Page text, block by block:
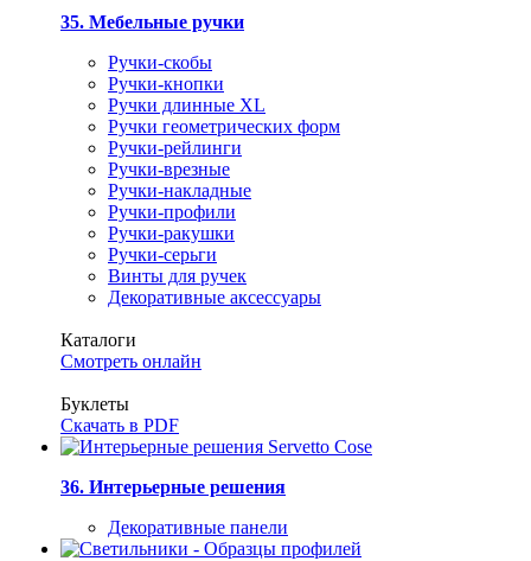
35. Мебельные ручки
Ручки-скобы
Ручки-кнопки
Ручки длинные XL
Ручки геометрических форм
Ручки-рейлинги
Ручки-врезные
Ручки-накладные
Ручки-профили
Ручки-ракушки
Ручки-серьги
Винты для ручек
Декоративные аксессуары
Каталоги
Смотреть онлайн
Буклеты
Скачать в PDF
36. Интерьерные решения
Декоративные панели